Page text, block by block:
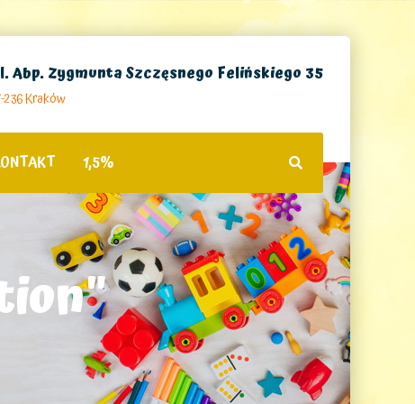
Abp. Zygmunta Szczęsnego Felińskiego 35
236 Kraków
1,5%